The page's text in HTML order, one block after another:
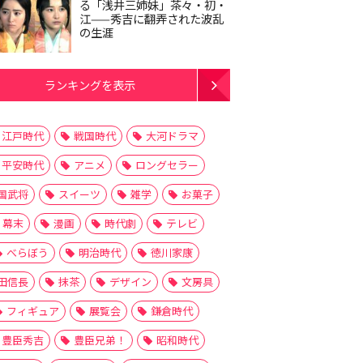
る「浅井三姉妹」茶々・初・
江——秀吉に翻弄された波乱
の生涯
ランキングを表示
江戸時代 戦国時代
大河ドラマ
平安時代
アニメ
ロングセラー
武将
スイーツ 雑学
お菓子
幕末
漫画 時代劇
テレビ
べらぼう
明治時代
徳川家康
信長
抹茶 デザイン
文房具
フィギュア
展覧会
鎌倉時代
豊臣秀吉
豊臣兄弟！
昭和時代